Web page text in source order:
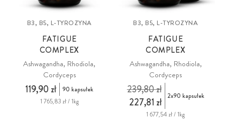
B3, B5, L-TYROZYNA
FATIGUE
COMPLEX
Ashwagandha, Rhodiola,
Cordyceps
119,90 zł
90 kapsułek
1 765,83 zł / 1kg
B3, B5, L-TYROZYNA
FATIGUE
COMPLEX
Ashwagandha, Rhodiola,
Cordyceps
227,81 zł
239,80 zł 2x90 kapsułek
1 677,54 zł / 1kg